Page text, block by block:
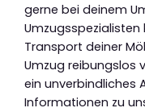
gerne bei deinem
Transport deiner
Umzug reibungslos
ein unverbindliches
Informationen zu